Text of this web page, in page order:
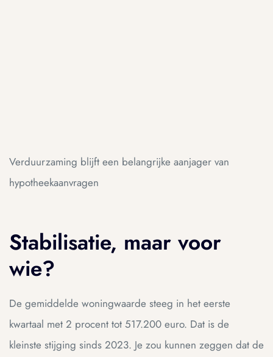
Verduurzaming blijft een belangrijke aanjager van
hypotheekaanvragen
Stabilisatie, maar voor
wie?
De gemiddelde woningwaarde steeg in het eerste
kwartaal met 2 procent tot 517.200 euro. Dat is de
kleinste stijging sinds 2023. Je zou kunnen zeggen dat de